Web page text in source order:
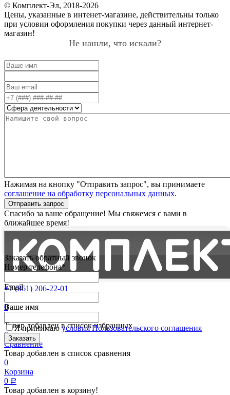
© Комплект-Эл, 2018-2026
Цены, указанные в интенет-магазине, действительны только
при условии оформления покупки через данный интернет-
магазин!
Не нашли, что искали?
Нажимая на кнопку "Отправить запрос", вы принимаете
соглашение на обработку персональных данных.
Отправить запрос
Спасибо за ваше обращение! Мы свяжемся с вами в
ближайшее время!
+7 (861) 206-22-01
0
Товар добавлен в список избранных
0
Сравнение
Товар добавлен в список сравнения
0
Корзина
0 Р
Товар добавлен в корзину!
Заказать обратный звонок
Номер телефона*
Email
Ваше имя
Я принимаюусловия Пользовательского соглашения